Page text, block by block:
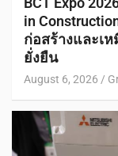
in
ก่อสร้างและเ
ยั่งยืน
August 6, 2026